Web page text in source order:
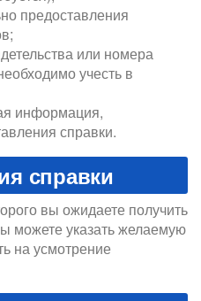
предоставления
или номера
учесть в
информация,
справки.
справки
вы ожидаете получить
можете указать желаемую
на усмотрение